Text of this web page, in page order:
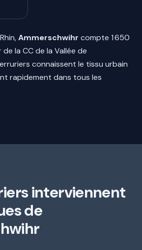
Ammerschwihr compte 1 650
la CC de la Vallée de
connaissent le tissu urbain
rapidement dans tous les
interviennent
de